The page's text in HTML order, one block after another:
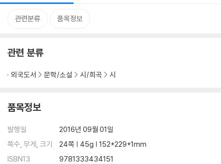
관련분류 품목정보
관련 분류
외국도서 문학/소설 시/희곡 시
품목정보
발행일
2016년 09월 01일
쪽수, 무게, 크기
24쪽 | 45g | 152*229*1mm
ISBN13
9781333434151